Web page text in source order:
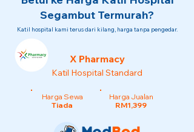
Segambut Termurah?
Katil hospital kami terus dari kilang, harga tanpa pengedar.
X Pharmacy
Katil Hospital Standard
Harga Sewa
Tiada
Harga Jualan
RM1,399